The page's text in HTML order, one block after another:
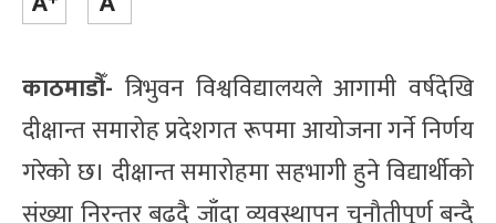
काठमाडौँ- त्रिभुवन विश्वविद्यालयले आगामी वर्षदेखि
दीक्षान्त समारोह प्रदेशगत रूपमा आयोजना गर्ने निर्णय
गरेको छ। दीक्षान्त समारोहमा सहभागी हुने विद्यार्थीको
संख्या निरन्तर बढ्दै जाँदा व्यवस्थापन चुनौतीपूर्ण बन्दै